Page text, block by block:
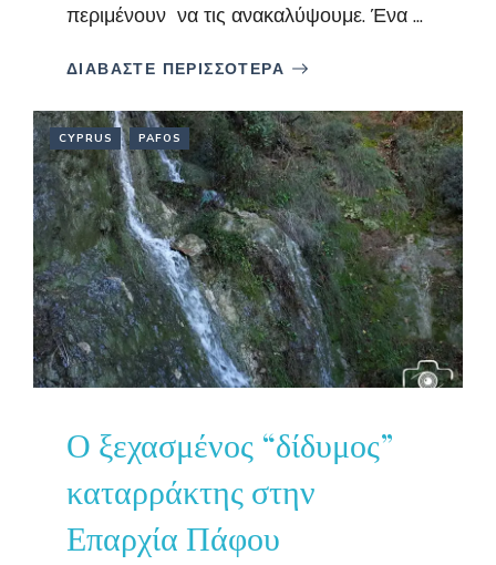
περιμένουν να τις ανακαλύψουμε. Ένα ...
ΔΙΑΒΑΣΤΕ ΠΕΡΙΣΣΟΤΕΡΑ
CYPRUS PAFOS
Ο ξεχασμένος “δίδυμος”
καταρράκτης στην
Επαρχία Πάφου